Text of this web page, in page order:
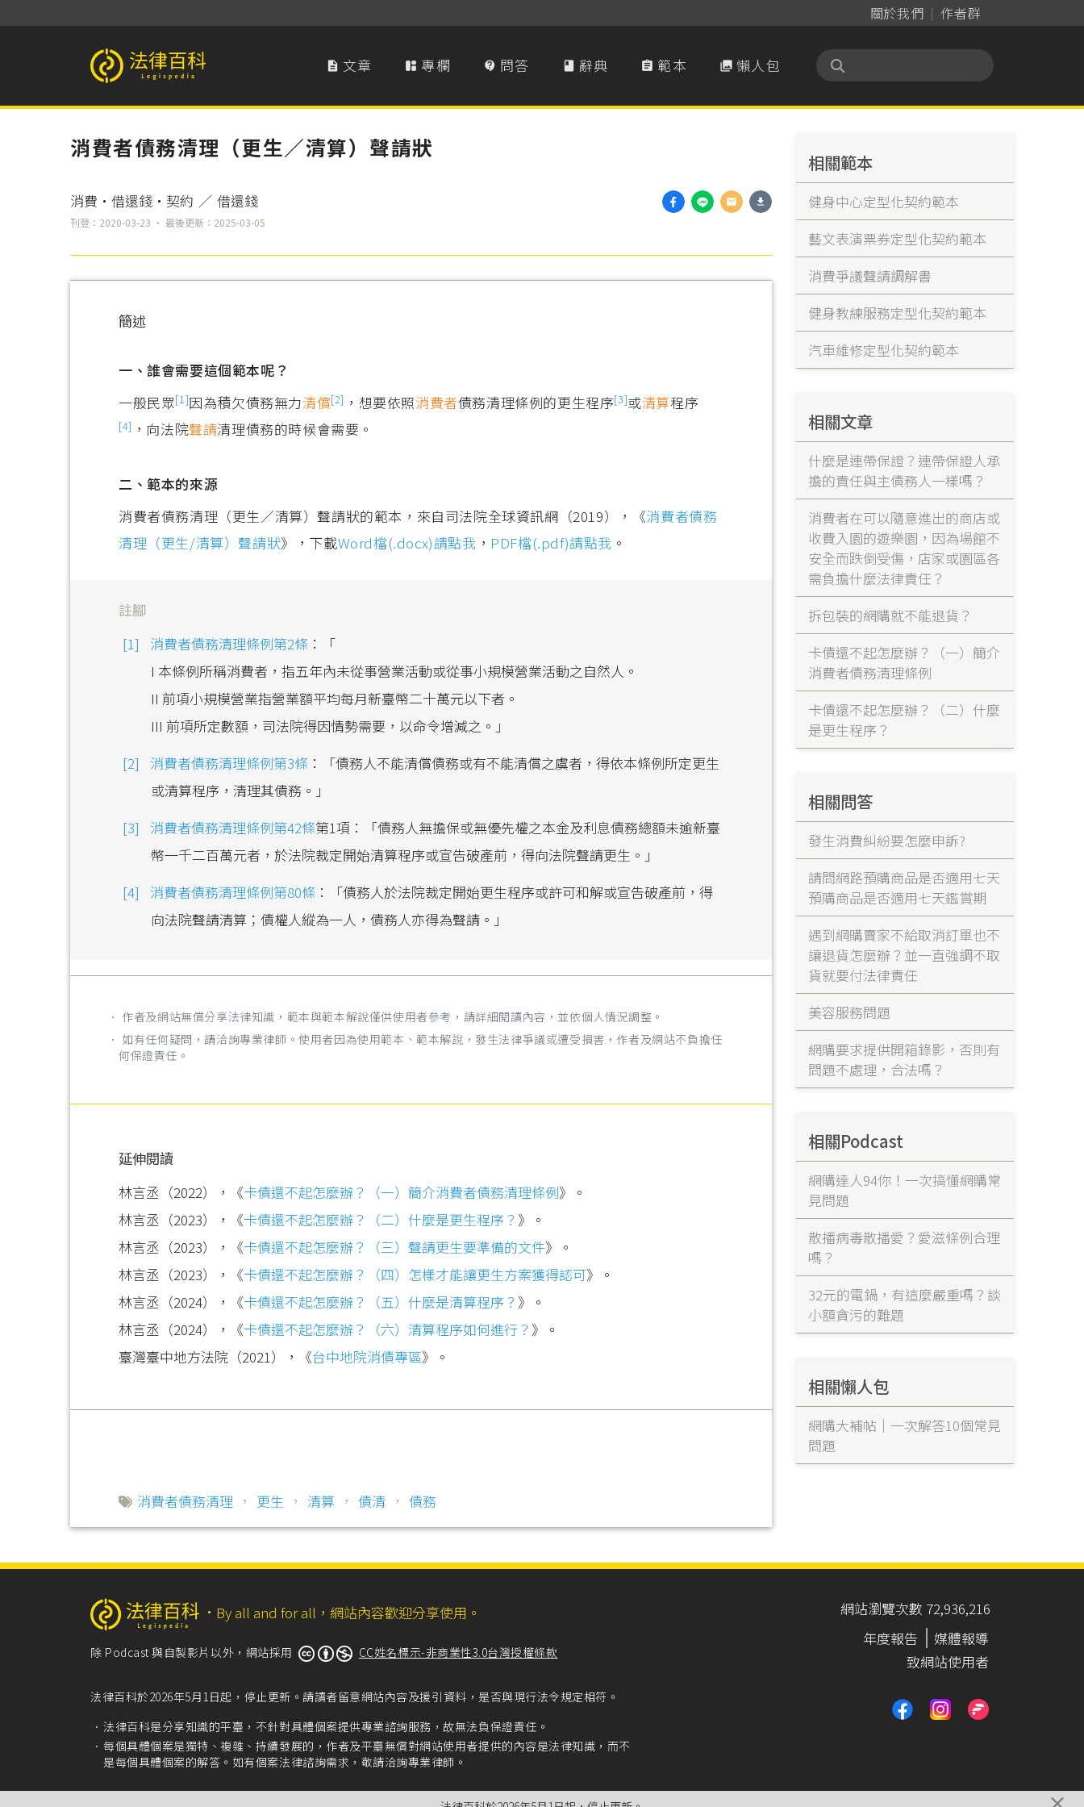
關於我們 作者群
法律百科 Legispedia  文章  專欄  問答  辭典  範本  懶人包
消費者債務清理（更生／清算）聲請狀
消費‧借還錢‧契約 ／ 借還錢
刊登：2020-03-23 ‧ 最後更新：2025-03-05
簡述
一、誰會需要這個範本呢？
一般民眾[1]因為積欠債務無力清償[2] ，想要依照消費者債務清理條例的更生程序[3]或清算程序
[4] ，向法院聲請清理債務的時候會需要。
二、範本的來源
消費者債務清理（更生／清算）聲請狀的範本，來自司法院全球資訊網（2019），《消費者債務
清理（更生/清算）聲請狀》，下載Word檔(.docx)請點我 ， PDF檔(.pdf)請點我 。
註腳
消費者債務清理條例第2條 ：「
I 本條例所稱消費者，指五年內未從事營業活動或從事小規模營業活動之自然人。
II 前項小規模營業指營業額平均每月新臺幣二十萬元以下者。
III 前項所定數額，司法院得因情勢需要，以命令增減之。」
消費者債務清理條例第3條 ：「債務人不能清償債務或有不能清償之虞者，得依本條例所定更生
或清算程序，清理其債務。」
消費者債務清理條例第42條第1項：「債務人無擔保或無優先權之本金及利息債務總額未逾新臺
幣一千二百萬元者，於法院裁定開始清算程序或宣告破產前，得向法院聲請更生。」
消費者債務清理條例第80條 ：「債務人於法院裁定開始更生程序或許可和解或宣告破產前，得
向法院聲請清算；債權人縱為一人，債務人亦得為聲請。」
． 作者及網站無償分享法律知識，範本與範本解說僅供使用者參考，請詳細閱讀內容，並依個人情況調整。
． 如有任何疑問，請洽詢專業律師。使用者因為使用範本、範本解說，發生法律爭議或遭受損害，作者及網站不負擔任
何保證責任。
延伸閱讀
林言丞（2022），《卡債還不起怎麼辦？（一）簡介消費者債務清理條例》。
林言丞（2023），《卡債還不起怎麼辦？（二）什麼是更生程序？ 》。
林言丞（2023），《卡債還不起怎麼辦？（三）聲請更生要準備的文件》。
林言丞（2023），《卡債還不起怎麼辦？（四）怎樣才能讓更生方案獲得認可》。
林言丞（2024），《卡債還不起怎麼辦？（五）什麼是清算程序？ 》。
林言丞（2024），《卡債還不起怎麼辦？（六）清算程序如何進行？ 》。
臺灣臺中地方法院（2021），《台中地院消債專區》。
消費者債務清理 ， 更生 ， 清算 ， 債清 ， 債務
相關範本
健身中心定型化契約範本
藝文表演票券定型化契約範本
消費爭議聲請調解書
健身教練服務定型化契約範本
汽車維修定型化契約範本
相關文章
什麼是連帶保證？連帶保證人承
擔的責任與主債務人一樣嗎？
消費者在可以隨意進出的商店或
收費入園的遊樂園，因為場館不
安全而跌倒受傷，店家或園區各
需負擔什麼法律責任？
拆包裝的網購就不能退貨？
卡債還不起怎麼辦？（一）簡介
消費者債務清理條例
卡債還不起怎麼辦？（二）什麼
是更生程序？
相關問答
發生消費糾紛要怎麼申訴?
請問網路預購商品是否適用七天
預購商品是否適用七天鑑賞期
遇到網購賣家不給取消訂單也不
讓退貨怎麼辦？並一直強調不取
貨就要付法律責任
美容服務問題
網購要求提供開箱錄影，否則有
問題不處理，合法嗎？
相關Podcast
網購達人94你！一次搞懂網購常
見問題
散播病毒散播愛？愛滋條例合理
嗎？
32元的電鍋，有這麼嚴重嗎？談
小額貪污的難題
相關懶人包
網購大補帖｜一次解答10個常見
問題
‧ By all and for all，網站內容歡迎分享使用。
除 Podcast 與自製影片以外，網站採用 CC姓名標示-非商業性3.0台灣授權條款
法律百科於2026年5月1日起，停止更新。請讀者留意網站內容及援引資料，是否與現行法令規定相符。
法律百科是分享知識的平臺，不針對具體個案提供專業諮詢服務，故無法負保證責任。
每個具體個案是獨特、複雜、持續發展的，作者及平臺無償對網站使用者提供的內容是法律知識，而不
是每個具體個案的解答。如有個案法律諮詢需求，敬請洽詢專業律師。
網站瀏覽次數 72,936,216
年度報告
媒體報導
致網站使用者